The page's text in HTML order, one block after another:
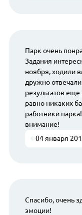
Парк очень
Задания
ноября, ходили
дружно
результатов
равно никаких
работники
внимание!
04 января
Спасибо, очень
эмоции!